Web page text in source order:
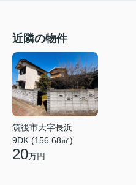
近隣の物件
筑後市大字長浜
9DK (156.68㎡)
20万円